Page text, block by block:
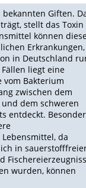
Giften.
stellt das Toxin
können
Erkrankungen,
in Deutschland
liegt eine
Bakterium
zwischen dem
dem schweren
entdeckt.
da
in
wurden, können